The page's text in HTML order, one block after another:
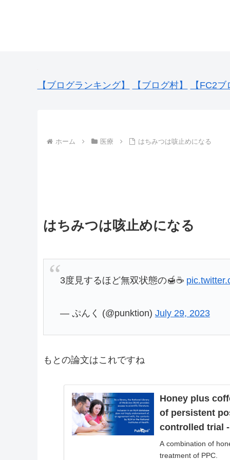
【ブログランキング】 【ブログ村】 【FC2
ホーム 医療 はちみつは咳止めになる
はちみつは咳止めになる
3度見するほど無双状態の🍯☕️
— ぷんく (@punktion) July 29, 2023
もとの論文はこれですね
Honey plus
of persistent
controlled trial
A combination of
treatment of PPC.